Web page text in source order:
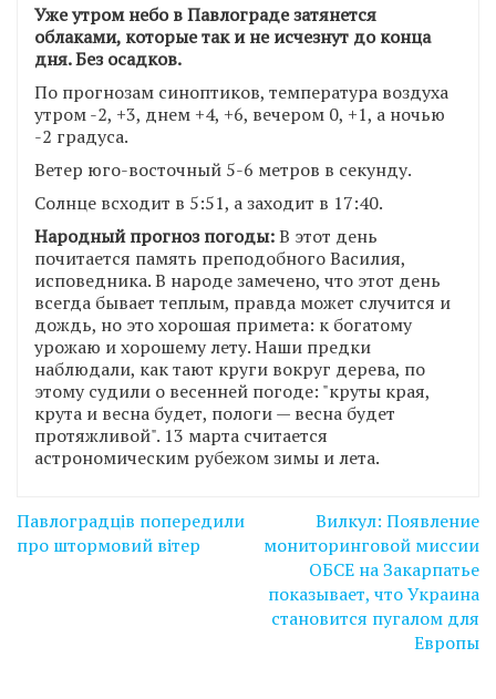
Уже утром небо в Павлограде затянется
облаками, которые так и не исчезнут до конца
дня. Без осадков.
По прогнозам синоптиков, температура воздуха
утром -2, +3, днем +4, +6, вечером 0, +1, а ночью
-2 градуса.
Ветер юго-восточный 5-6 метров в секунду.
Солнце всходит в 5:51, а заходит в 17:40.
Народный прогноз погоды:В этот день
почитается память преподобного Василия,
исповедника. В народе замечено, что этот день
всегда бывает теплым, правда может случится и
дождь, но это хорошая примета: к богатому
урожаю и хорошему лету. Наши предки
наблюдали, как тают круги вокруг дерева, по
этому судили о весенней погоде: "круты края,
крута и весна будет, пологи — весна будет
протяжливой". 13 марта считается
астрономическим рубежом зимы и лета.
Навігація
записів
Павлоградців попередили
про штормовий вітер
Вилкул: Появление
мониторинговой миссии
ОБСЕ на Закарпатье
показывает, что Украина
становится пугалом для
Европы